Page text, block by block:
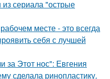
сериала "острые
месте - это всегда
себя с лучшей
за Этот нос": Евгения
сделала ринопластику.